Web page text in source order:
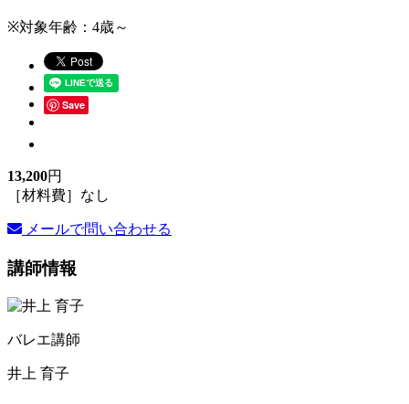
※対象年齢：4歳～
Save
13,200円
［材料費］なし
メールで問い合わせる
講師情報
バレエ講師
井上 育子